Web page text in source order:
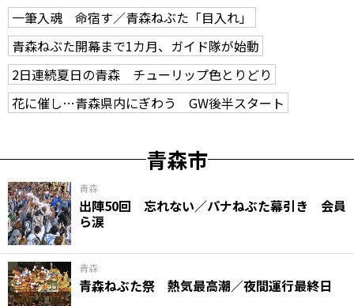
一筆入魂 命宿す／青森ねぶた「目入れ」
青森ねぶた開幕まで1カ月、ガイド隊が始動
2日連続夏日の青森 チューリップ色とりどり
花に催し…青森県内にぎわう GW後半スタート
青森市
青森
出陣50回 忘れない／パナねぶた幕引き 会員
ら涙
青森
青森ねぶた祭 熱気最高潮／夜間運行最終日